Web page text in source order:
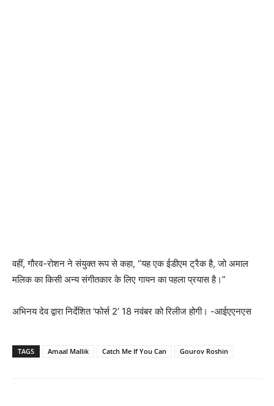
वहीं, गौरव-रोशन ने संयुक्त रूप से कहा, “यह एक ईडीएम ट्रैक है, जो अमाल
मलिक का किसी अन्य संगीतकार के लिए गायन का पहला प्रयास है।”
अभिनय देव द्वारा निर्देशित ‘फोर्स 2’ 18 नवंबर को रिलीज होगी। -आईएएनएस
TAGS Amaal Mallik Catch Me If You Can Gourov Roshin